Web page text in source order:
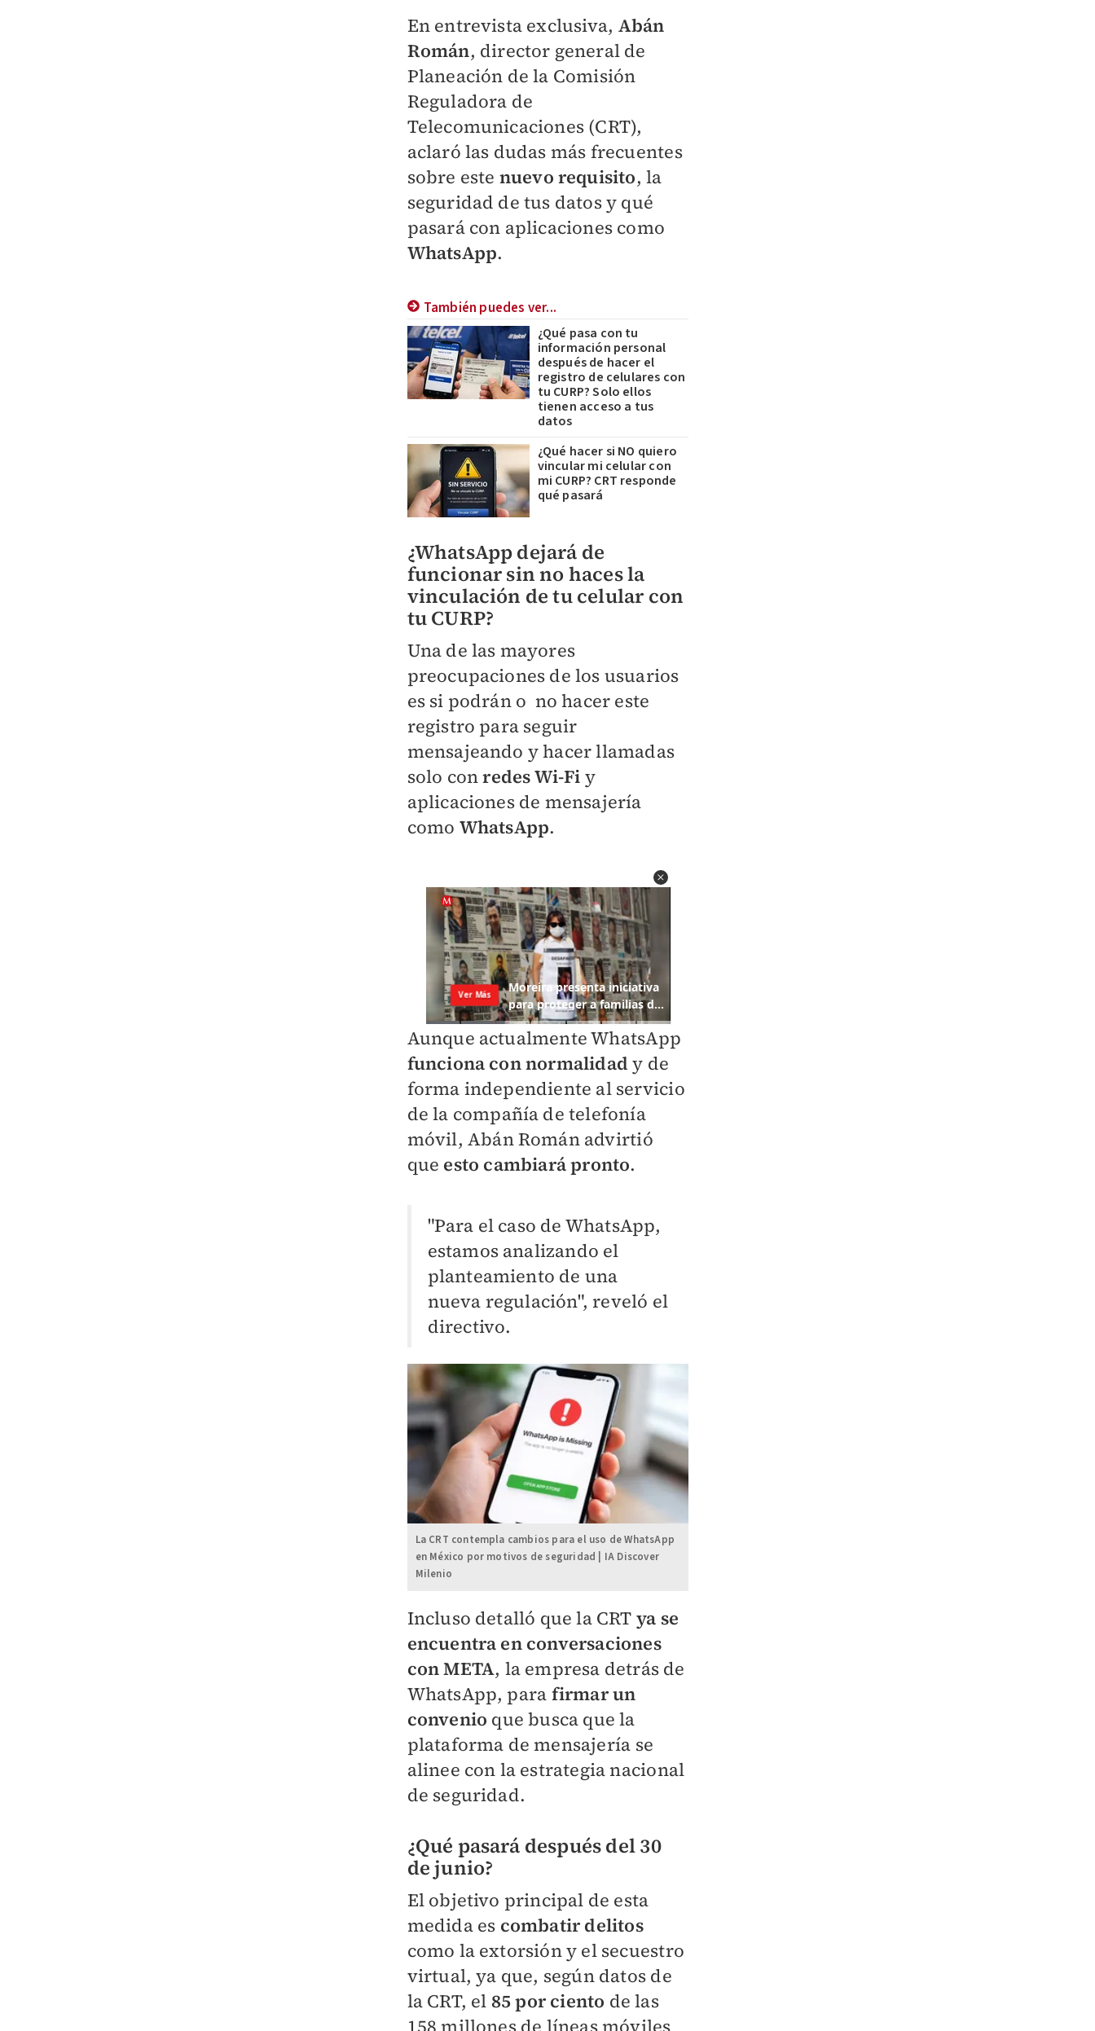
En entrevista exclusiva, Abán
Román, director general de
Planeación de la Comisión
Reguladora de
Telecomunicaciones (CRT),
aclaró las dudas más frecuentes
sobre este nuevo requisito, la
seguridad de tus datos y qué
pasará con aplicaciones como
WhatsApp.
También puedes ver...
¿Qué pasa con tu
información personal
después de hacer el
registro de celulares con
tu CURP? Solo ellos
tienen acceso a tus
datos
¿Qué hacer si NO quiero
vincular mi celular con
mi CURP? CRT responde
qué pasará
¿WhatsApp dejará de
funcionar sin no haces la
vinculación de tu celular con
tu CURP?
Una de las mayores
preocupaciones de los usuarios
es si podrán o no hacer este
registro para seguir
mensajeando y hacer llamadas
solo conredes Wi-Fi y
aplicaciones de mensajería
como WhatsApp.
Aunque actualmente WhatsApp
funciona con normalidad y de
forma independiente al servicio
de la compañía de telefonía
móvil, Abán Román advirtió
que esto cambiará pronto.
"Para el caso de WhatsApp,
estamos analizando el
planteamiento de una
nueva regulación", reveló el
directivo.
La CRT contempla cambios para el uso de WhatsApp
en México por motivos de seguridad | IA Discover
Milenio
Incluso detalló que la CRT ya se
encuentra en conversaciones
con META, la empresa detrás de
WhatsApp, para firmar un
convenio que busca que la
plataforma de mensajería se
alinee con la estrategia nacional
de seguridad.
¿Qué pasará después del 30
de junio?
El objetivo principal de esta
medida es combatir delitos
como la extorsión y el secuestro
virtual, ya que, según datos de
la CRT, el 85 por ciento de las
158 millones de líneas móviles